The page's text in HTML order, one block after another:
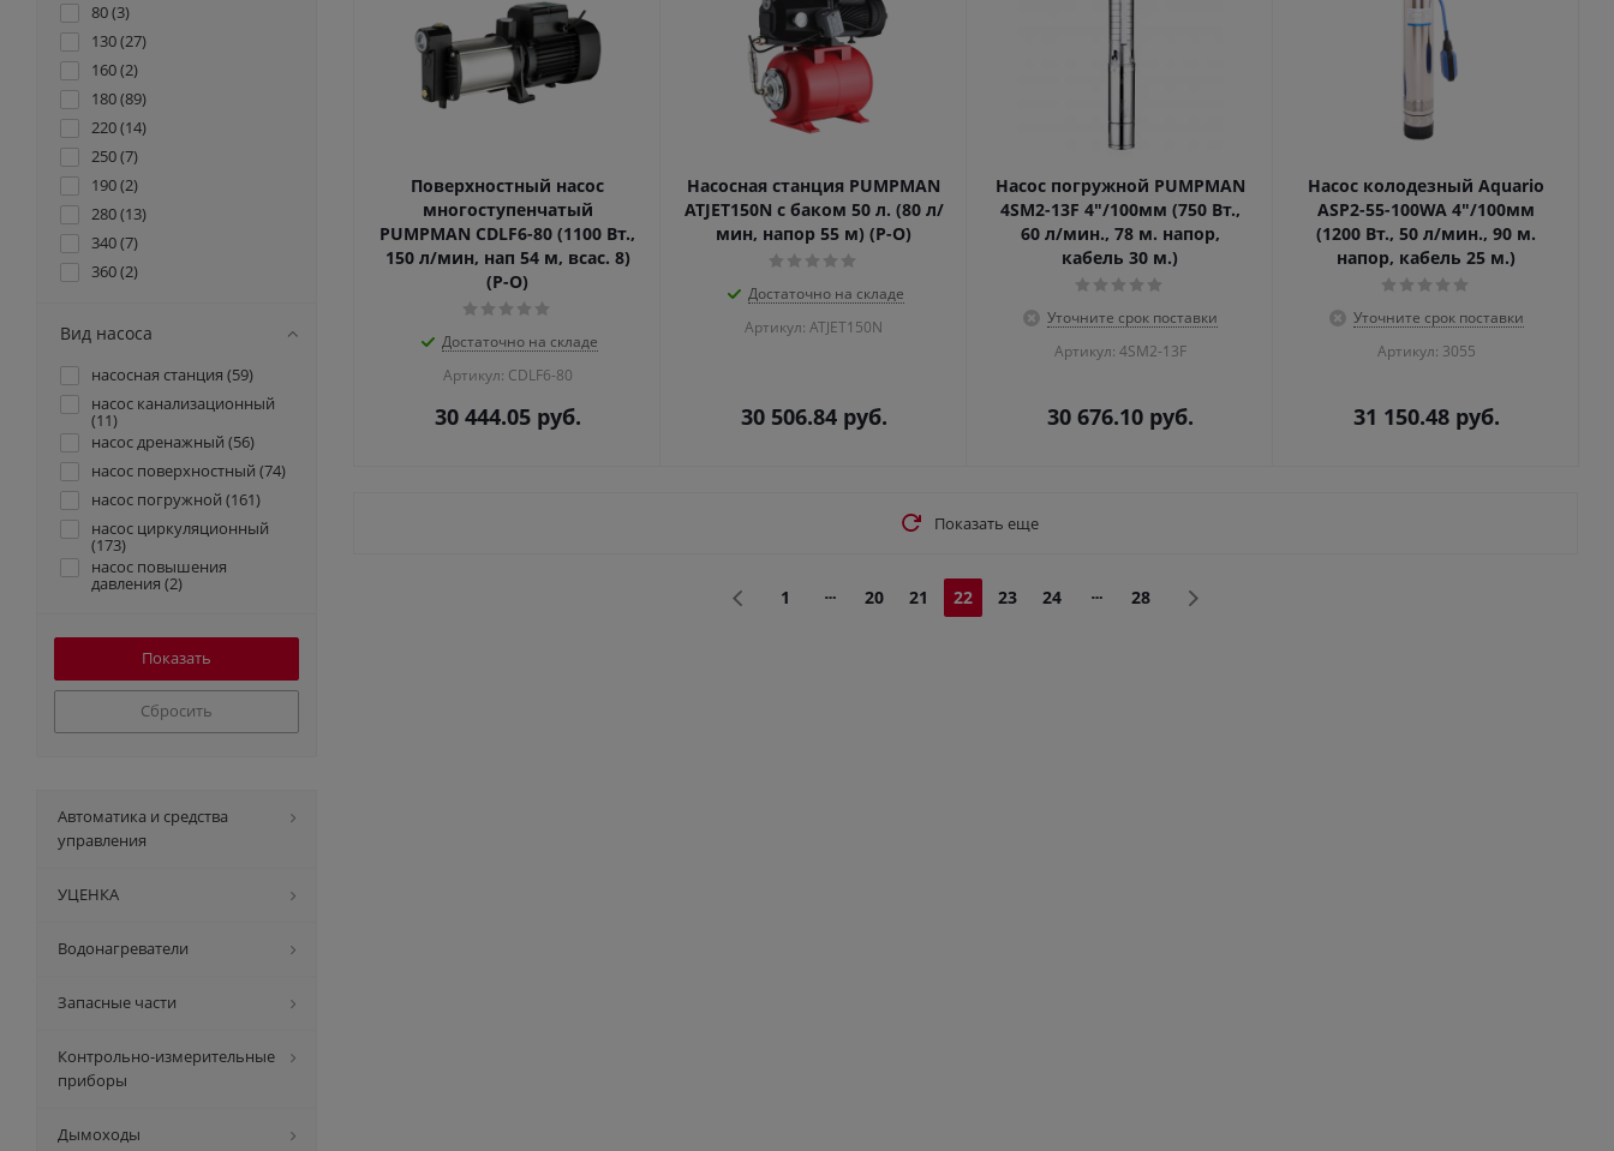
Поверхностный насос
многоступенчатый
PUMPMAN CDLF6-80 (1100 Вт.,
150 л/мин, нап 54 м, всас. 8)
(Р-О)
Достаточно на складе
Артикул: CDLF6-80
30 444.05руб.
Насосная станция PUMPMAN
ATJET150N с баком 50 л. (80 л/
мин, напор 55 м) (Р-О)
Достаточно на складе
Артикул: ATJET150N
30 506.84руб.
Насос погружной PUMPMAN
4SM2-13F 4"/100мм (750 Вт.,
60 л/мин., 78 м. напор,
кабель 30 м.)
Уточните срок поставки
Артикул: 4SM2-13F
30 676.10руб.
Насос колодезный Aquario
ASP2-55-100WA 4"/100мм
(1200 Вт., 50 л/мин., 90 м.
напор, кабель 25 м.)
Уточните срок поставки
Артикул: 3055
31 150.48руб.
Показать еще
1 20 21 22 23 24 28
98 (4)
100 (6)
101 (1)
102 (2)
115 (4)
126 (1)
155 (2)
170 (1)
17 (1)
80 (3)
130 (27)
160 (2)
180 (89)
220 (14)
250 (7)
190 (2)
280 (13)
340 (7)
360 (2)
Вид насоса
насосная станция (59)
насос канализационный
(11)
насос дренажный (56)
насос поверхностный (74)
насос погружной (161)
насос циркуляционный
(173)
насос повышения
давления (2)
Сбросить
Автоматика и средства
управления
УЦЕНКА
Водонагреватели
Запасные части
Контрольно-измерительные
приборы
Дымоходы